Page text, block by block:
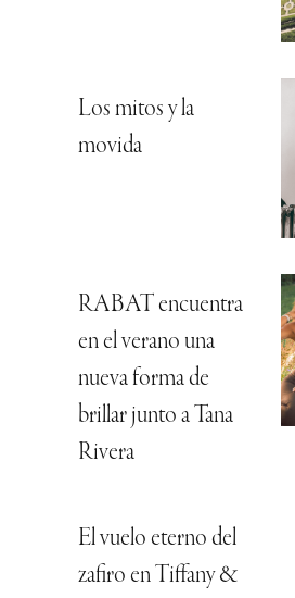
Los mitos y la
movida
RABAT encuentra
en el verano una
nueva forma de
brillar junto a Tana
Rivera
El vuelo eterno del
zafiro en Tiffany &